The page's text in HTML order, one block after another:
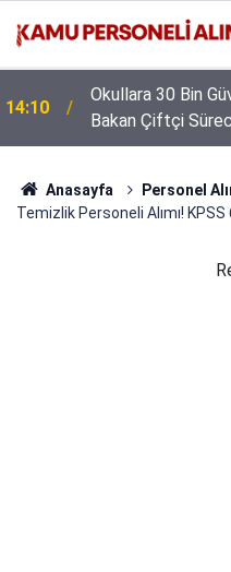
14:10
Okullara 30 Bin
Bakan Çiftçi
Çevrildi
Anasayfa Personel
Temizlik Personeli Alımı! KPSS